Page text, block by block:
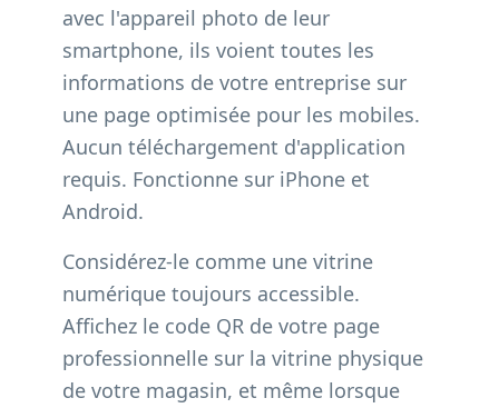
avec l'appareil photo de leur
smartphone, ils voient toutes les
informations de votre entreprise sur
une page optimisée pour les mobiles.
Aucun téléchargement d'application
requis. Fonctionne sur iPhone et
Android.
Considérez-le comme une vitrine
numérique toujours accessible.
Affichez le code QR de votre page
professionnelle sur la vitrine physique
de votre magasin, et même lorsque